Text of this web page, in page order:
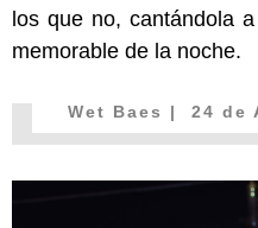
los que no, cantándola
memorable de la noche.
Wet Baes | 24 de